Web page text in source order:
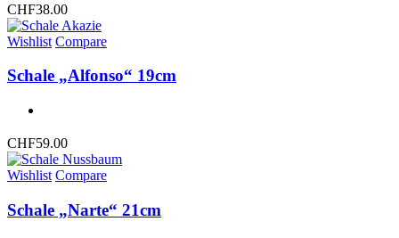
CHF38.00
Wishlist Compare
Schale „Alfonso“ 19cm
CHF59.00
Wishlist Compare
Schale „Narte“ 21cm